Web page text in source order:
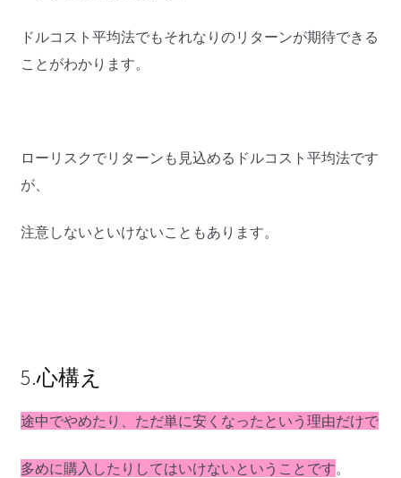
ドルコスト平均法でもそれなりのリターンが期待できる
ことがわかります。
ローリスクでリターンも見込めるドルコスト平均法です
が、
注意しないといけないこともあります。
5.心構え
途中でやめたり、ただ単に安くなったという理由だけで
多めに購入したりしてはいけないということです。